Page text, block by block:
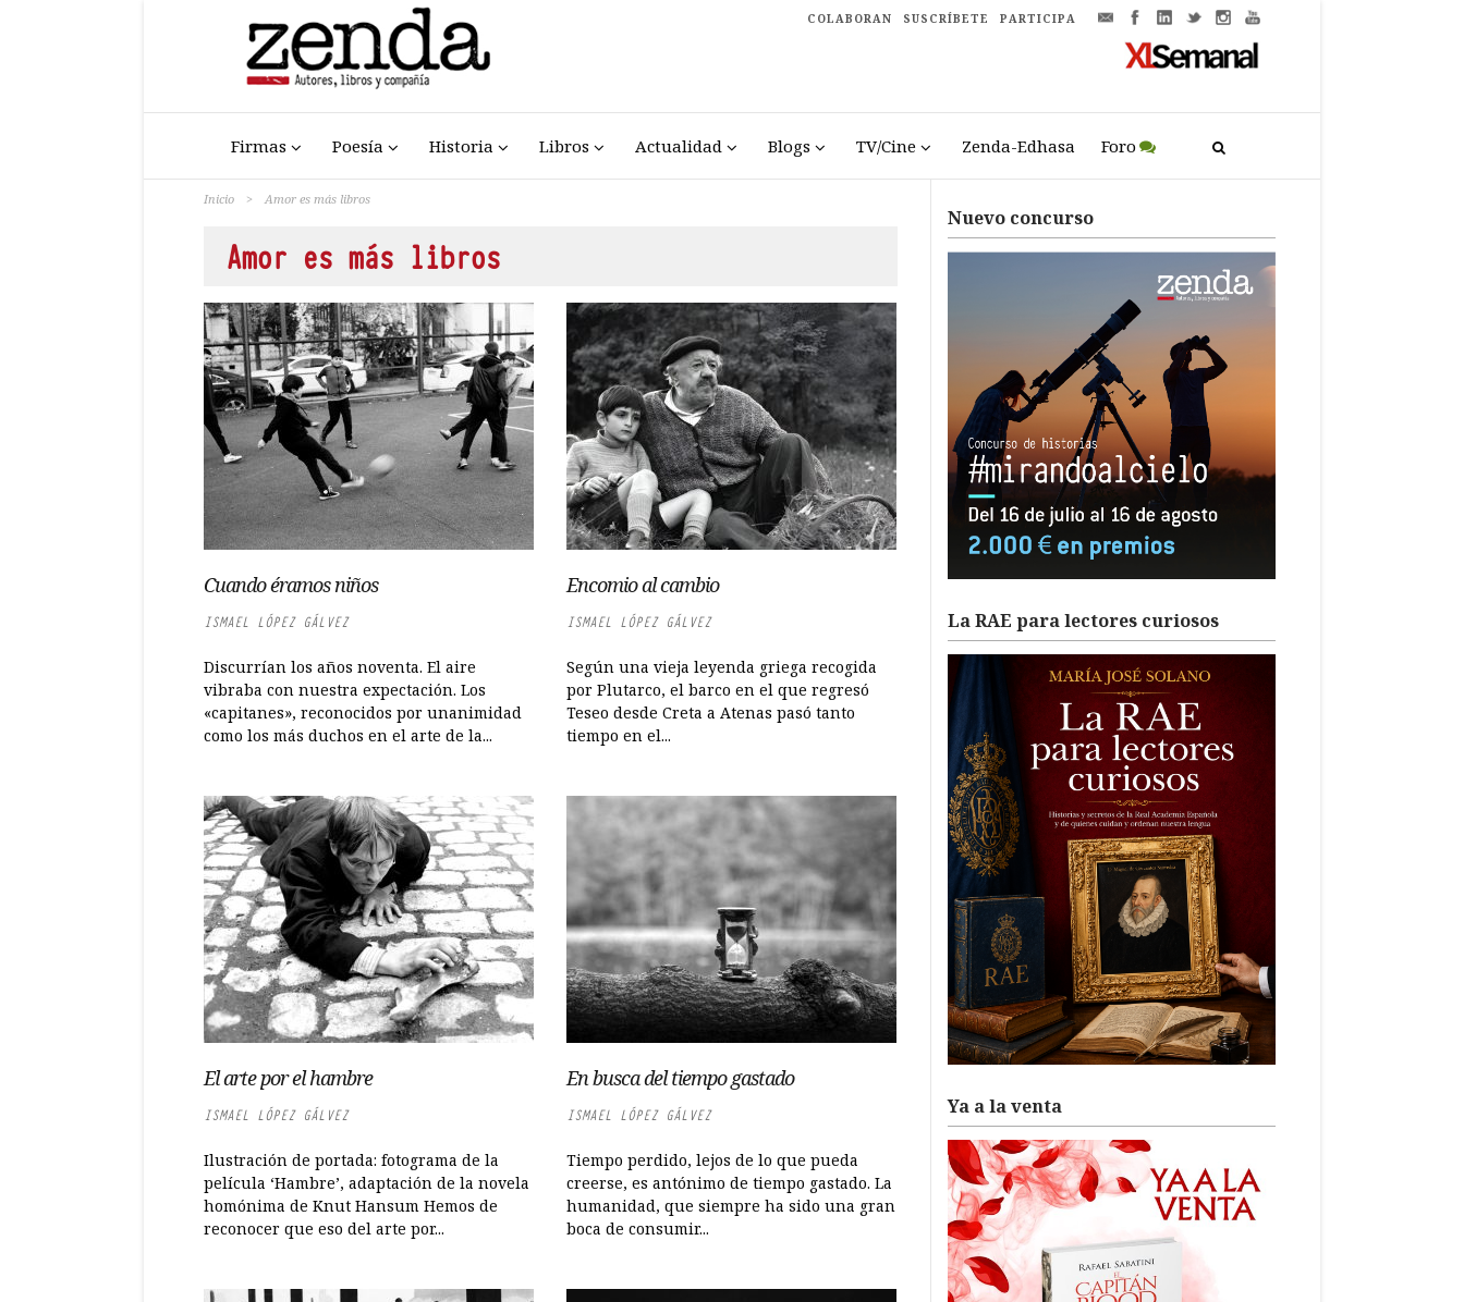
COLABORAN SUSCRÍBETE PARTICIPA
Firmas Poesía Historia Libros Actualidad Blogs TV/Cine Zenda-Edhasa Foro
Inicio > Amor es más libros
Amor es más libros
Cuando éramos niños
ISMAEL LÓPEZ GÁLVEZ
Discurrían los años noventa. El aire
vibraba con nuestra expectación. Los
«capitanes», reconocidos por unanimidad
como los más duchos en el arte de la...
Encomio al cambio
ISMAEL LÓPEZ GÁLVEZ
Según una vieja leyenda griega recogida
por Plutarco, el barco en el que regresó
Teseo desde Creta a Atenas pasó tanto
tiempo en el...
El arte por el hambre
ISMAEL LÓPEZ GÁLVEZ
Ilustración de portada: fotograma de la
película ‘Hambre’, adaptación de la novela
homónima de Knut Hansum Hemos de
reconocer que eso del arte por...
En busca del tiempo gastado
ISMAEL LÓPEZ GÁLVEZ
Tiempo perdido, lejos de lo que pueda
creerse, es antónimo de tiempo gastado. La
humanidad, que siempre ha sido una gran
boca de consumir...
Nuevo concurso
La RAE para lectores curiosos
Ya a la venta